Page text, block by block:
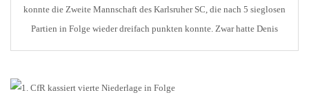
konnte die Zweite Mannschaft des Karlsruher SC, die nach 5 sieglosen
Partien in Folge wieder dreifach punkten konnte. Zwar hatte Denis